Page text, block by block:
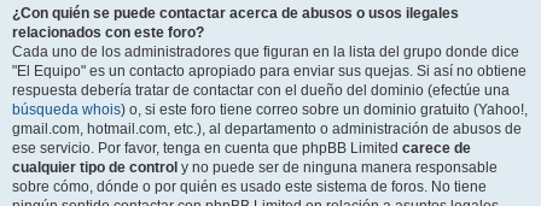
¿Con quién se puede contactar acerca de abusos o usos ilegales
relacionados con este foro?
Cada uno de los administradores que figuran en la lista del grupo donde dice
"El Equipo" es un contacto apropiado para enviar sus quejas. Si así no obtiene
respuesta debería tratar de contactar con el dueño del dominio (efectúe una
búsqueda whois) o, si este foro tiene correo sobre un dominio gratuito (Yahoo!,
gmail.com, hotmail.com, etc.), al departamento o administración de abusos de
ese servicio. Por favor, tenga en cuenta que phpBB Limited carece de
cualquier tipo de control y no puede ser de ninguna manera responsable
sobre cómo, dónde o por quién es usado este sistema de foros. No tiene